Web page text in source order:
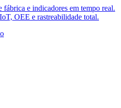
fábrica e indicadores em tempo real.
OEE e rastreabilidade total.